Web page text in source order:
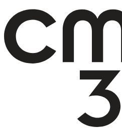
content